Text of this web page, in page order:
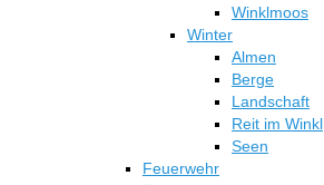
Winklmoos
Winter
Almen
Berge
Landschaft
Reit im Winkl
Seen
Feuerwehr